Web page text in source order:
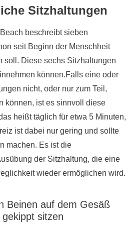
Sitzhaltungen
beschreibt sieben
seit Beginn der Menschheit
soll. Diese sechs Sitzhaltungen
können.Falls eine oder
nicht, oder nur zum Teil,
können, ist es sinnvoll diese
heißt täglich für etwa 5 Minuten,
ist dabei nur gering und sollte
machen. Es ist die
der Sitzhaltung, die eine
wieder ermöglichen wird.
Beinen auf dem Gesäß
sitzen